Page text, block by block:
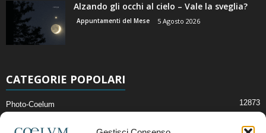
Alzando gli occhi al cielo – Vale la sveglia?
Appuntamenti del Mese 5 Agosto 2026
CATEGORIE POPOLARI
Photo-Coelum 12873